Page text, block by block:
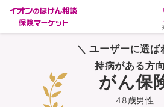
ランキングから探す
保険を比較する
＼ ユーザーに選ば
48歳男性
持病がある方
がん保